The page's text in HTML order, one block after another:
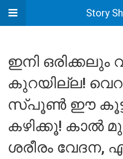
Story
ഇനി ഒരിക്കലും
കുറയില്ല!
സ്‌പൂൺ ഈ കൂട്ട്
കഴിക്കൂ! കാൽ
ശരീരം വേദന,